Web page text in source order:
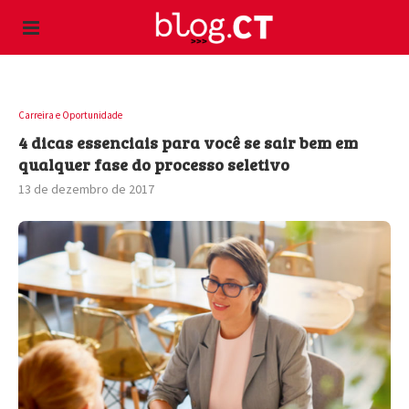
Carreira e Oportunidade
4 dicas essenciais para você se sair bem em
qualquer fase do processo seletivo
13 de dezembro de 2017